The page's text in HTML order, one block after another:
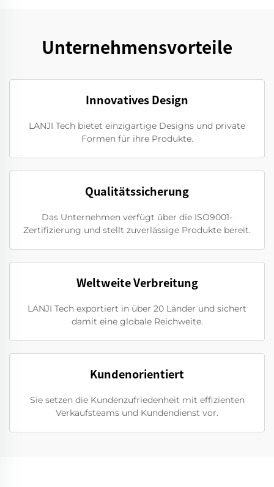
Unternehmensvorteile
Innovatives Design
LANJI Tech bietet einzigartige Designs und private
Formen für ihre Produkte.
Qualitätssicherung
Das Unternehmen verfügt über die ISO9001-
Zertifizierung und stellt zuverlässige Produkte bereit.
Weltweite Verbreitung
LANJI Tech exportiert in über 20 Länder und sichert
damit eine globale Reichweite.
Kundenorientiert
Sie setzen die Kundenzufriedenheit mit effizienten
Verkaufsteams und Kundendienst vor.